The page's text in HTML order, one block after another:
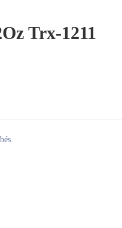
Trx-1211